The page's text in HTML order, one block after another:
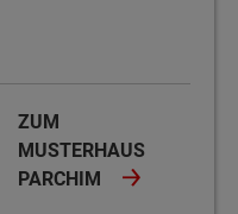
ZUM
MUSTERHAUS
PARCHIM